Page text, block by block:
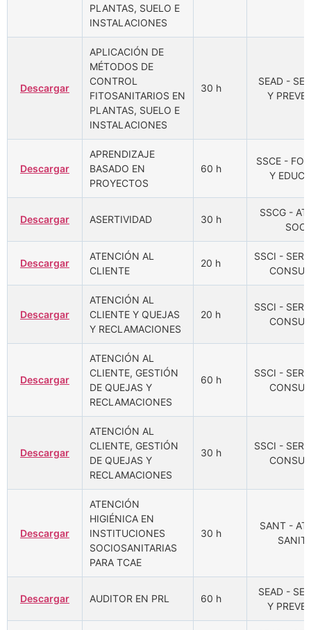
PLANTAS, SUELO E
INSTALACIONES
Descargar
APLICACIÓN DE
MÉTODOS DE
CONTROL
FITOSANITARIOS EN
PLANTAS, SUELO E
INSTALACIONES
30 h
SEAD -
Y
Descargar
APRENDIZAJE
BASADO EN
PROYECTOS
60 h
SSCE -
Y
Descargar ASERTIVIDAD 30 h
SSCG -
Descargar
ATENCIÓN AL
CLIENTE
20 h
SSCI -
Descargar
ATENCIÓN AL
CLIENTE Y QUEJAS
Y RECLAMACIONES
20 h
SSCI -
Descargar
ATENCIÓN AL
CLIENTE, GESTIÓN
DE QUEJAS Y
RECLAMACIONES
60 h
SSCI -
Descargar
ATENCIÓN AL
CLIENTE, GESTIÓN
DE QUEJAS Y
RECLAMACIONES
30 h
SSCI -
Descargar
ATENCIÓN
HIGIÉNICA EN
INSTITUCIONES
SOCIOSANITARIAS
PARA TCAE
30 h
SANT -
Descargar AUDITOR EN PRL 60 h
SEAD -
Y